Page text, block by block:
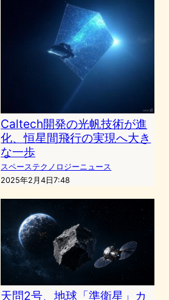
Caltech開発の光帆技術が進
化、恒星間飛行の実現へ大き
な一歩
スペーステクノロジーニュース
2025年2月4日7:48
天問2号、地球「準衛星」カ